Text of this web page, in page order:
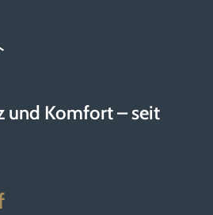
und Komfort – seit